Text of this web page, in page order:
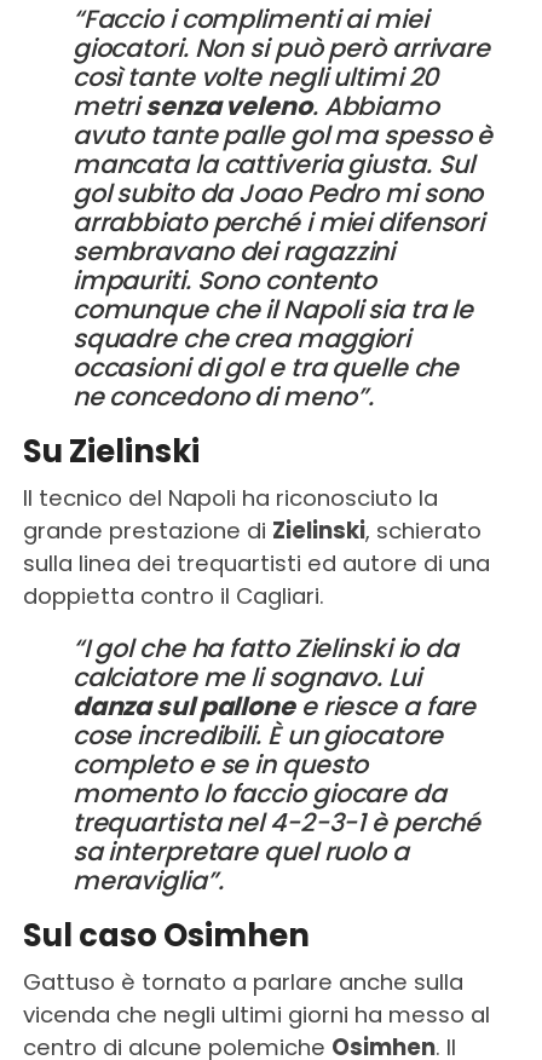
“Faccio i complimenti ai miei
giocatori. Non si può però arrivare
così tante volte negli ultimi 20
metrisenza veleno. Abbiamo
avuto tante palle gol ma spesso è
mancata la cattiveria giusta. Sul
gol subito da Joao Pedro mi sono
arrabbiato perché i miei difensori
sembravano dei ragazzini
impauriti. Sono contento
comunque che il Napoli sia tra le
squadre che crea maggiori
occasioni di gol e tra quelle che
ne concedono di meno”.
Su Zielinski
Il tecnico del Napoli ha riconosciuto la
grande prestazione di Zielinski, schierato
sulla linea dei trequartisti ed autore di una
doppietta contro il Cagliari.
“I gol che ha fatto Zielinski io da
calciatore me li sognavo. Lui
danza sul pallonee riesce a fare
cose incredibili. È un giocatore
completo e se in questo
momento lo faccio giocare da
trequartista nel 4-2-3-1 è perché
sa interpretare quel ruolo a
meraviglia”.
Sul caso Osimhen
Gattuso è tornato a parlare anche sulla
vicenda che negli ultimi giorni ha messo al
centro di alcune polemiche Osimhen. Il